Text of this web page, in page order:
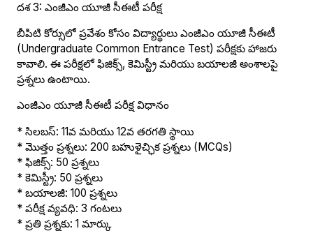
దశ 3: ఎంజీఎం యూజీ సీఈటీ పరీక్ష
బీపిటి కోర్సులో ప్రవేశం కోసం విద్యార్థులు ఎంజీఎం యూజీ సీఈటీ
(Undergraduate Common Entrance Test) పరీక్షకు హాజరు
కావాలి. ఈ పరీక్షలో ఫిజిక్స్, కెమిస్ట్రీ మరియు బయాలజీ అంశాలపై
ప్రశ్నలు ఉంటాయి.
ఎంజీఎం యూజీ సీఈటీ పరీక్ష విధానం
* సిలబస్: 11వ మరియు 12వ తరగతి స్థాయి
* మొత్తం ప్రశ్నలు: 200 బహుళైచ్ఛిక ప్రశ్నలు (MCQs)
* ఫిజిక్స్: 50 ప్రశ్నలు
* కెమిస్ట్రీ: 50 ప్రశ్నలు
* బయాలజీ: 100 ప్రశ్నలు
* పరీక్ష వ్యవధి: 3 గంటలు
* ప్రతి ప్రశ్నకు: 1 మార్కు